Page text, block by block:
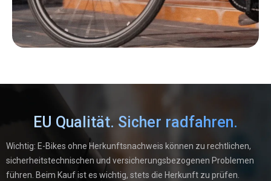
EU Qualität. Sicher radfahren.
Wichtig: E-Bikes ohne Herkunftsnachweis können zu rechtlichen,
sicherheitstechnischen und versicherungsbezogenen Problemen
führen. Beim Kauf ist es wichtig, stets die Herkunft zu prüfen.